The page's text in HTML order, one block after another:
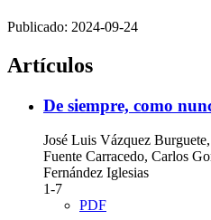
Publicado: 2024-09-24
Artículos
De siempre, como
José Luis Vázquez
Fuente Carracedo, Carlos
Fernández Iglesias
1-7
PDF